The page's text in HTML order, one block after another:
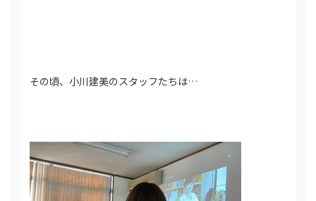
その頃、小川建美のスタッフたちは…